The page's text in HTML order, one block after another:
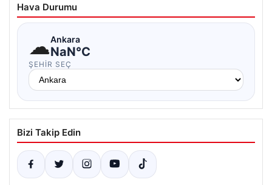
Hava Durumu
☁Ankara
NaN°C
ŞEHIR SEÇ
Bizi Takip Edin